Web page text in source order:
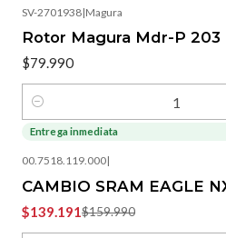
SV-2701938|Magura
Rotor Magura Mdr-P 203
$79.990
Cantidad
Entrega inmediata
00.7518.119.000|
CAMBIO SRAM EAGLE
$139.191$159.990